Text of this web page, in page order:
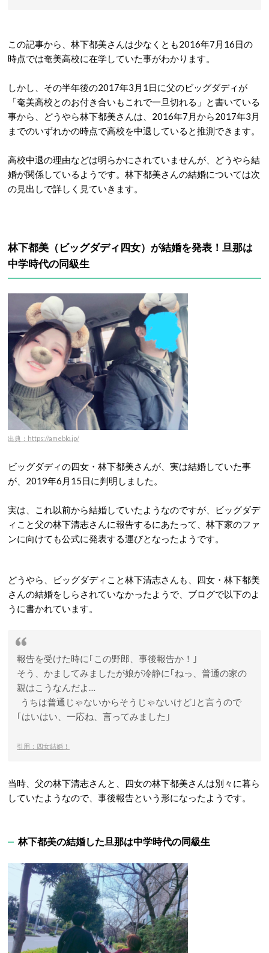
この記事から、林下都美さんは少なくとも2016年7月16日の
時点では奄美高校に在学していた事がわかります。
しかし、その半年後の2017年3月1日に父のビッグダディが
「奄美高校とのお付き合いもこれで一旦切れる」と書いている
事から、どうやら林下都美さんは、2016年7月から2017年3月
までのいずれかの時点で高校を中退していると推測できます。
高校中退の理由などは明らかにされていませんが、どうやら結
婚が関係しているようです。林下都美さんの結婚については次
の見出しで詳しく見ていきます。
林下都美（ビッグダディ四女）が結婚を発表！旦那は
中学時代の同級生
出典：https://ameblo.jp/
ビッグダディの四女・林下都美さんが、実は結婚していた事
が、2019年6月15日に判明しました。
実は、これ以前から結婚していたようなのですが、ビッグダデ
ィこと父の林下清志さんに報告するにあたって、林下家のファ
ンに向けても公式に発表する運びとなったようです。
どうやら、ビッグダディこと林下清志さんも、四女・林下都美
さんの結婚をしらされていなかったようで、ブログで以下のよ
うに書かれています。
報告を受けた時に｢この野郎、事後報告か！｣
そう、かましてみましたが娘が冷静に｢ねっ、普通の家の
親はこうなんだよ…
うちは普通じゃないからそうじゃないけど｣と言うので
｢はいはい、一応ね、言ってみました｣
引用：四女結婚！
当時、父の林下清志さんと、四女の林下都美さんは別々に暮ら
していたようなので、事後報告という形になったようです。
林下都美の結婚した旦那は中学時代の同級生